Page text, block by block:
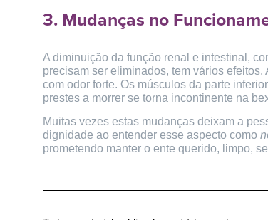
3. Mudanças no
A diminuição da função renal e intestinal,
precisam ser eliminados, tem vários
com odor forte. Os músculos da parte
prestes a morrer se torna incontinente na
Muitas vezes estas mudanças deixam a
dignidade ao entender esse aspecto como
prometendo manter o ente querido, limpo,